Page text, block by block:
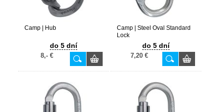
Camp | Hub
do 5 dní
8,- €
Camp | Steel Oval Standard
Lock
do 5 dní
7,20 €